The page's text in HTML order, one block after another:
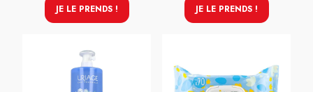
JE LE PRENDS ! JE LE PRENDS !